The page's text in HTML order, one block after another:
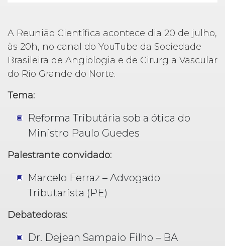
A Reunião Científica acontece dia 20 de julho,
às 20h, no canal do YouTube da Sociedade
Brasileira de Angiologia e de Cirurgia Vascular
do Rio Grande do Norte.
Tema:
Reforma Tributária sob a ótica do
Ministro Paulo Guedes
Palestrante convidado:
Marcelo Ferraz – Advogado
Tributarista (PE)
Debatedoras:
Dr. Dejean Sampaio Filho – BA